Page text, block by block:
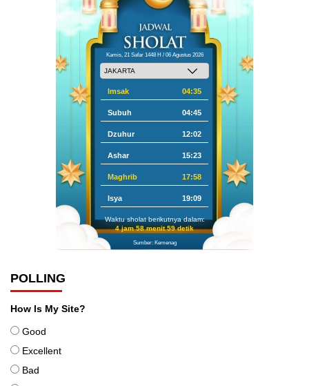
Kamis, 21 Safar 1448 H / 06 Agustus 2026
Imsak 04:35
Subuh 04:45
Dzuhur 12:02
Ashar 15:23
Maghrib 17:58
Isya 19:09
Waktu sholat berikutnya dalam:
4 jam 58 menit 59 detik
Sumber: Kemenag
POLLING
How Is My Site?
Good
Excellent
Bad